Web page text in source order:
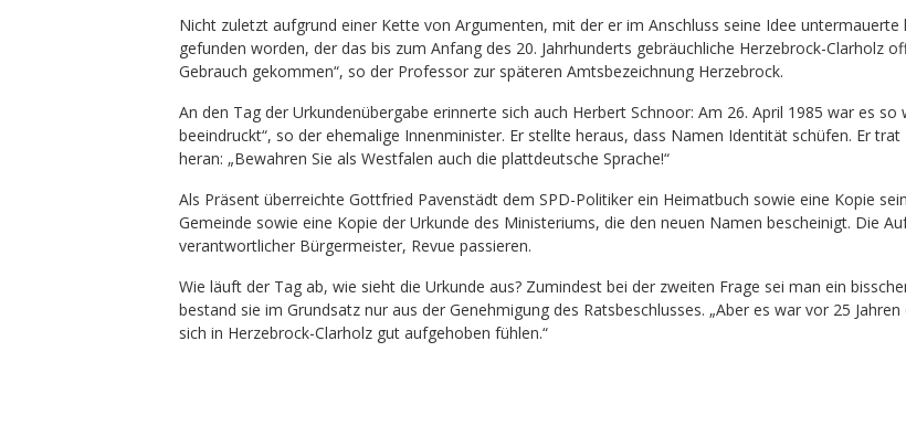
Nicht zuletzt aufgrund einer Kette von Argumenten, mit der er im Anschluss seine Idee
gefunden worden, der das bis zum Anfang des 20. Jahrhunderts gebräuchliche Herzebrock-Clarholz
Gebrauch gekommen“, so der Professor zur späteren Amtsbezeichnung Herzebrock.
An den Tag der Urkundenübergabe erinnerte sich auch Herbert Schnoor: Am 26. April 1985 war es
beeindruckt“, so der ehemalige Innenminister. Er stellte heraus, dass Namen Identität schüfen. Er
heran: „Bewahren Sie als Westfalen auch die plattdeutsche Sprache!“
Als Präsent überreichte Gottfried Pavenstädt dem SPD-Politiker ein Heimatbuch sowie eine Kopie
Gemeinde sowie eine Kopie der Urkunde des Ministeriums, die den neuen Namen bescheinigt. Die
verantwortlicher Bürgermeister, Revue passieren.
Wie läuft der Tag ab, wie sieht die Urkunde aus? Zumindest bei der zweiten Frage sei man ein
bestand sie im Grundsatz nur aus der Genehmigung des Ratsbeschlusses. „Aber es war vor 25
sich in Herzebrock-Clarholz gut aufgehoben fühlen.“